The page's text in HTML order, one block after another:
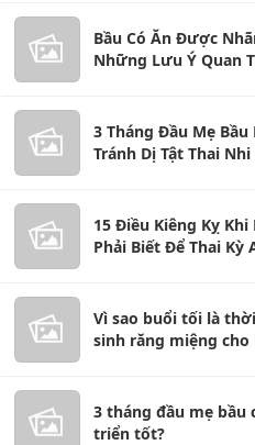
Bầu Có Ăn Được
Những Lưu Ý Quan
3 Tháng Đầu Mẹ Bầu
Tránh Dị Tật Thai Nhi
15 Điều Kiêng Kỵ
Phải Biết Để Thai Kỳ
Vì sao buổi tối là
sinh răng miệng cho
3 tháng đầu mẹ bầu
triển tốt?